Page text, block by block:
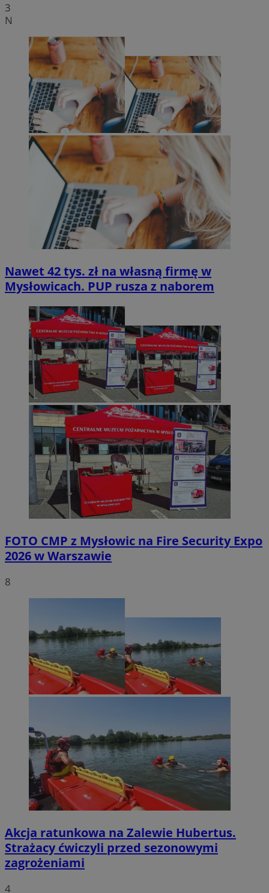
3
N
Nawet 42 tys. zł na własną firmę w
Mysłowicach. PUP rusza z naborem
FOTO CMP z Mysłowic na Fire Security Expo
2026 w Warszawie
8
Akcja ratunkowa na Zalewie Hubertus.
Strażacy ćwiczyli przed sezonowymi
zagrożeniami
4